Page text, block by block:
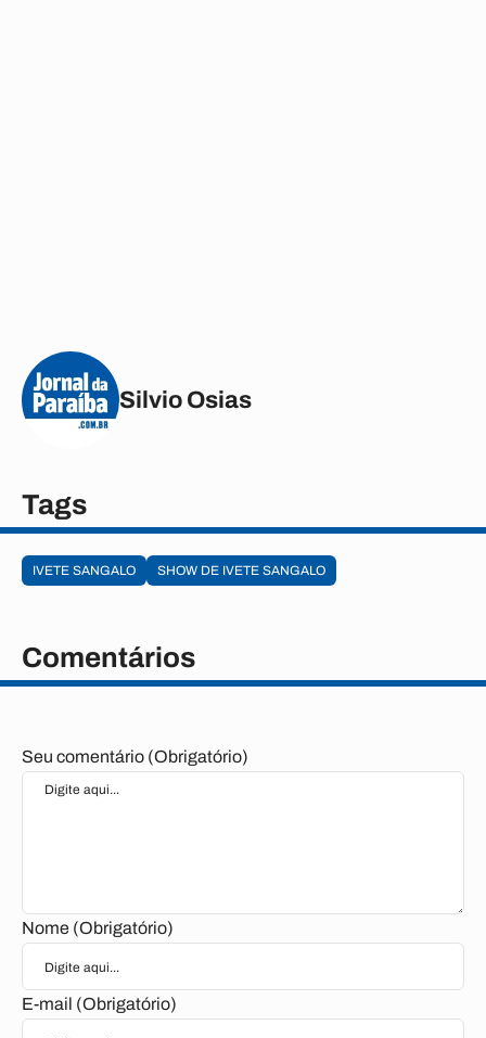
Silvio Osias
Tags
IVETE SANGALO SHOW DE IVETE SANGALO
Comentários
Seu comentário (Obrigatório)
Nome (Obrigatório)
E-mail (Obrigatório)